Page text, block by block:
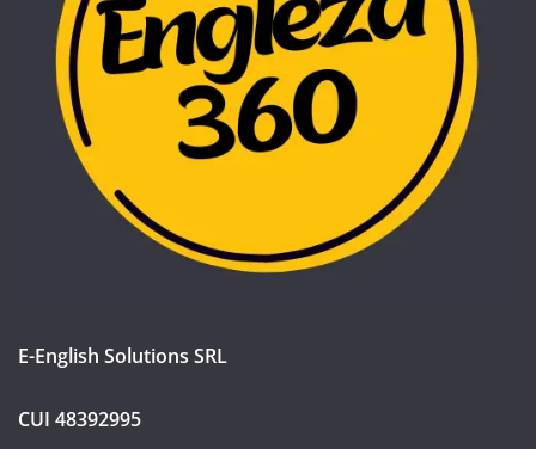
E-English Solutions SRL
CUI 48392995